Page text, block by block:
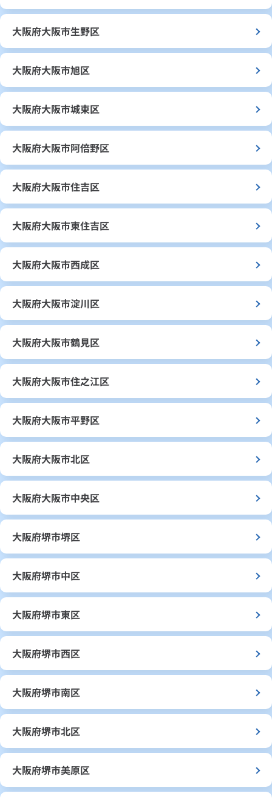
大阪府大阪市生野区
大阪府大阪市旭区
大阪府大阪市城東区
大阪府大阪市阿倍野区
大阪府大阪市住吉区
大阪府大阪市東住吉区
大阪府大阪市西成区
大阪府大阪市淀川区
大阪府大阪市鶴見区
大阪府大阪市住之江区
大阪府大阪市平野区
大阪府大阪市北区
大阪府大阪市中央区
大阪府堺市堺区
大阪府堺市中区
大阪府堺市東区
大阪府堺市西区
大阪府堺市南区
大阪府堺市北区
大阪府堺市美原区